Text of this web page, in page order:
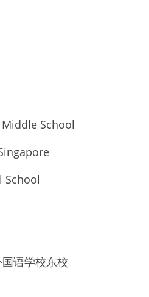
School
School
语学校东校